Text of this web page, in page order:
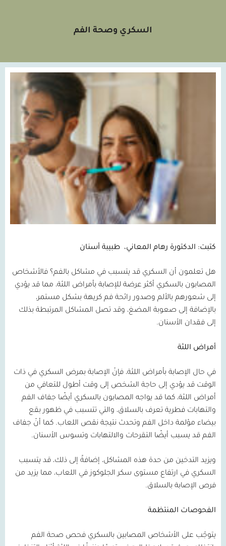
السكري وصحة الفم
كتبت: الدكتورة رهام المعاني، طبيبة أسنان
هل تعلمون أن السكري قد يتسبب في مشاكل بالفم؟ فالأشخاص
المصابون بالسكري أكثر عرضة للإصابة بأمراض اللثة، مما قد يؤدي
إلى شعورهم بالألم وصدور رائحة فم كريهة بشكل مستمر،
بالإضافة إلى صعوبة المضغ، وقد تصل المشاكل المرتبطة بذلك
إلى فقدان الأسنان.
أمراض اللثة
في حال الإصابة بأمراض اللثة، فإنّ الإصابة بمرض السكري في ذات
الوقت قد يؤدي إلى حاجة الشخص إلى وقت أطول للتعافي من
أمراض اللثة، كما قد يواجه المصابون بالسكري أيضًا جفاف الفم
والتهابات فطرية تعرف بالسلاق، والتي تتسبب في ظهور بقع
بيضاء مؤلمة داخل الفم وتحدث نتيجة نقص اللعاب. كما أنّ جفاف
الفم قد يسبب أيضًا التقرحات والالتهابات وتسوس الأسنان.
ويزيد التدخين من حدة هذه المشاكل، إضافةً إلى ذلك، قد يتسبب
السكري في ارتفاع مستوى سكر الجلوكوز في اللعاب، مما يزيد من
فرص الإصابة بالسلاق.
الفحوصات المنتظمة
يتوجّب على الأشخاص المصابين بالسكري فحص صحة الفم